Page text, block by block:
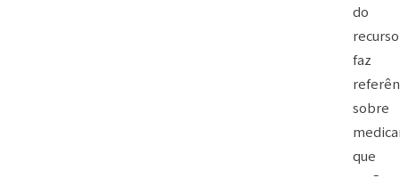
do
recurso
faz
sobre
que